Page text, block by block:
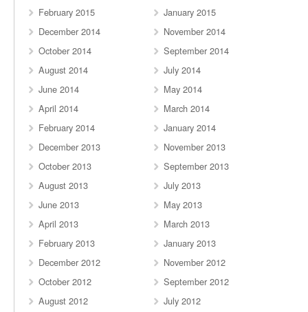
February 2015
January 2015
December 2014
November 2014
October 2014
September 2014
August 2014
July 2014
June 2014
May 2014
April 2014
March 2014
February 2014
January 2014
December 2013
November 2013
October 2013
September 2013
August 2013
July 2013
June 2013
May 2013
April 2013
March 2013
February 2013
January 2013
December 2012
November 2012
October 2012
September 2012
August 2012
July 2012